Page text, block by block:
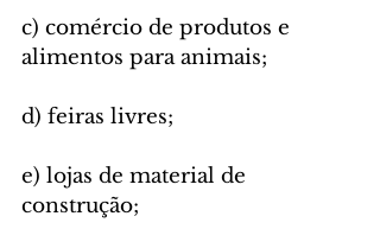
c) comércio de produtos e
alimentos para animais;
d) feiras livres;
e) lojas de material de
construção;